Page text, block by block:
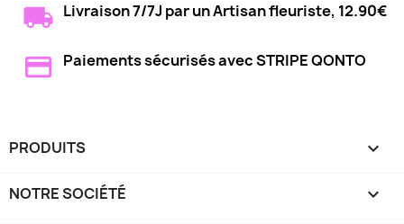
Livraison 7/7J par un Artisan fleuriste, 12.90€
Paiements sécurisés avec STRIPE QONTO
PRODUITS 
NOTRE SOCIÉTÉ 